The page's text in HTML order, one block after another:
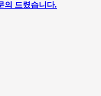
의 드렸습니다.